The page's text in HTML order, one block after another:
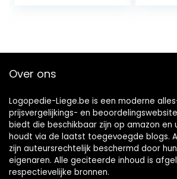
Over ons
Logopedie-Liege.be is een moderne
prijsvergelijkings- en
biedt die beschikbaar zijn op amazon en
houdt via de laatst toegevoegde blogs.
zijn auteursrechtelijk beschermd door
eigenaren. Alle geciteerde inhoud is
respectievelijke bronnen.